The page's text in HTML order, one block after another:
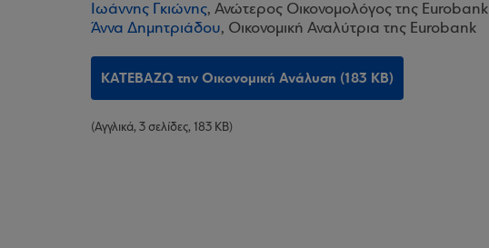
Ιωάννης Γκιώνης, Ανώτερος Οικονομολόγος της Eurobank
Άννα Δημητριάδου, Οικονομική Αναλύτρια της Eurobank
ΚΑΤΕΒΑΖΩ την Οικονομική Ανάλυση (183 KB)
(Αγγλικά, 3 σελίδες, 183 KB)